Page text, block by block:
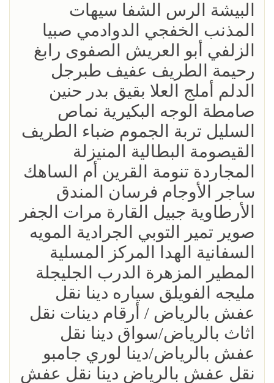
البيشة الرس الشفا سيهات
المذنب الخفجي الدوادمي صبيا
الزلفي أبو العريش الصفوى رابغ
رحيمة الطريف عفيف طبرجل
الدلم أملج العلا بقيق بدر حنين
صامطة الوجه البكيرية نماص
السليل تربة الجموم ضباء الطريف
القيصومة البطالية المنيزلة
المجاردة تنومة القرين أم الساهك
ساجر الأوجام فرسان المندق
الأرطاوية جبيل القارة مرات الجفر
صوير تمير التوبي الجرادية المويه
السفانية الهدا المركز المسلية
المطير المزهرة الدرب الجليجلة
مليجه الفويلق سياره دينا نقل
عفش بالرياض / أرقام دينات نقل
اثاث بالرياض/سواق دينا نقل
عفش بالرياض/دينا لوري جامبو
نقل عفش بالرياض دينا نقل عفش